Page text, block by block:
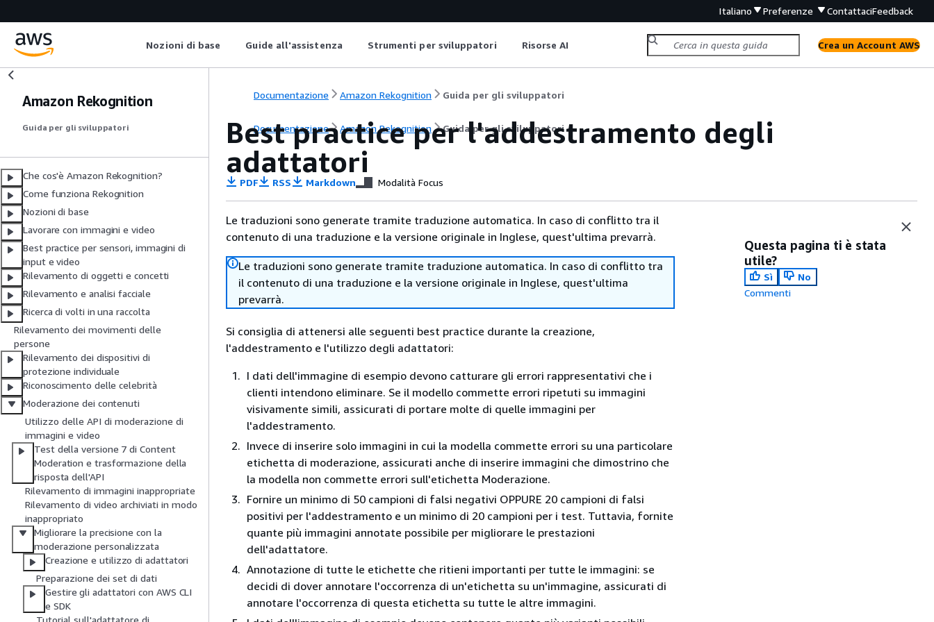
Italiano Preferenze ContattaciFeedback
Nozioni di base Guide all'assistenza Strumenti per sviluppatori Risorse AI Crea un Account AWS
Amazon Rekognition
Guida per gli sviluppatori
Che cos'è Amazon Rekognition?
Come funziona Rekognition
Nozioni di base
Lavorare con immagini e video
Best practice per sensori, immagini di
input e video
Rilevamento di oggetti e concetti
Rilevamento e analisi facciale
Ricerca di volti in una raccolta
Rilevamento dei movimenti delle
persone
Rilevamento dei dispositivi di
protezione individuale
Riconoscimento delle celebrità
Moderazione dei contenuti
Utilizzo delle API di moderazione di
immagini e video
Test della versione 7 di Content
Moderation e trasformazione della
risposta dell'API
Rilevamento di immagini inappropriate
Rilevamento di video archiviati in modo
inappropriato
Migliorare la precisione con la
moderazione personalizzata
Creazione e utilizzo di adattatori
Preparazione dei set di dati
Gestire gli adattatori con AWS CLI
e SDK
Documentazione Amazon Rekognition Guida per gli sviluppatori
Documentazione Amazon Rekognition Guida per gli sviluppatori
Best practice per l'addestramento degli
adattatori
PDF RSS Markdown Modalità Focus
Le traduzioni sono generate tramite traduzione automatica. In caso di conflitto tra il
contenuto di una traduzione e la versione originale in Inglese, quest'ultima prevarrà.
Le traduzioni sono generate tramite traduzione automatica. In caso di conflitto tra
il contenuto di una traduzione e la versione originale in Inglese, quest'ultima
prevarrà.
Si consiglia di attenersi alle seguenti best practice durante la creazione,
l'addestramento e l'utilizzo degli adattatori:
I dati dell'immagine di esempio devono catturare gli errori rappresentativi che i
clienti intendono eliminare. Se il modello commette errori ripetuti su immagini
visivamente simili, assicurati di portare molte di quelle immagini per
l'addestramento.
Invece di inserire solo immagini in cui la modella commette errori su una particolare
etichetta di moderazione, assicurati anche di inserire immagini che dimostrino che
la modella non commette errori sull'etichetta Moderazione.
Fornire un minimo di 50 campioni di falsi negativi OPPURE 20 campioni di falsi
positivi per l'addestramento e un minimo di 20 campioni per i test. Tuttavia, fornite
quante più immagini annotate possibile per migliorare le prestazioni
dell'adattatore.
Annotazione di tutte le etichette che ritieni importanti per tutte le immagini: se
decidi di dover annotare l'occorrenza di un'etichetta su un'immagine, assicurati di
annotare l'occorrenza di questa etichetta su tutte le altre immagini.
Questa pagina ti è stata
utile?
Sì
No
Commenti